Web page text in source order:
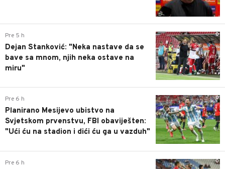
0
Pre 5 h
Dejan Stanković: "Neka nastave da se
bave sa mnom, njih neka ostave na
miru"
0
Pre 6 h
Planirano Mesijevo ubistvo na
Svjetskom prvenstvu, FBI obaviješten:
"Ući ću na stadion i dići ću ga u vazduh"
0
Pre 6 h